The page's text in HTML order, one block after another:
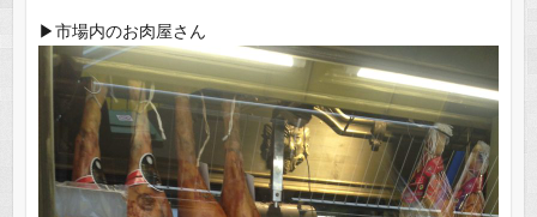
▶︎市場内のお肉屋さん